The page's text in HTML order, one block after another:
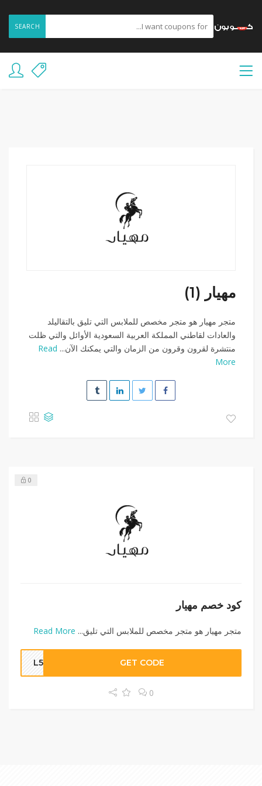
SEARCH
مهيار (1)
متجر مهيار هو متجر مخصص للملابس التي تليق بالتقاليلد
والعادات لقاطني المملكة العربية السعودية الأوائل والتي ظلت
منتشرة لقرون وقرون من الزمان والتي يمكنك الآن... Read
More
0
كود خصم مهيار
متجر مهيار هو متجر مخصص للملابس التي تليق... Read More
GET CODE
0